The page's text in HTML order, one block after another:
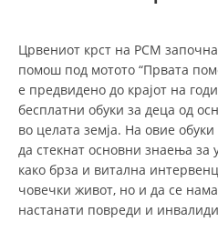
ЗАКОН ЗА
СТАТУТ
Црвениот крст на РСМ
помош под мотото “Првата
е предвидено до крајот на
бесплатни обуки за деца од
во целата земја. На овие
да стекнат основни знаења
како брза и витална
човечки живот, но и да се
настанати повреди и